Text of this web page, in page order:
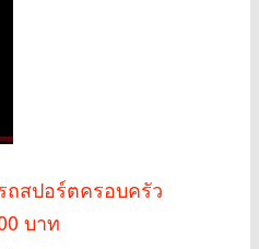
ถสปอร์ตครอบครัว
บาท